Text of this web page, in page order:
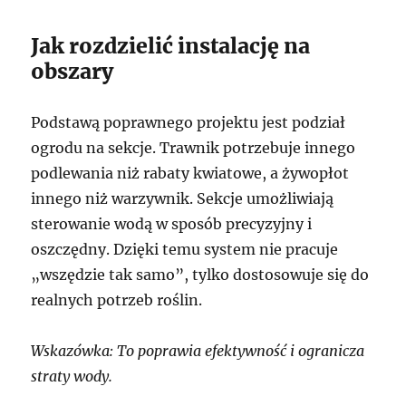
Jak rozdzielić instalację na
obszary
Podstawą poprawnego projektu jest podział
ogrodu na sekcje. Trawnik potrzebuje innego
podlewania niż rabaty kwiatowe, a żywopłot
innego niż warzywnik. Sekcje umożliwiają
sterowanie wodą w sposób precyzyjny i
oszczędny. Dzięki temu system nie pracuje
„wszędzie tak samo”, tylko dostosowuje się do
realnych potrzeb roślin.
Wskazówka: To poprawia efektywność i ogranicza
straty wody.